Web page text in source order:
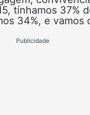
tínhamos 37%
34%, e
Publicidade